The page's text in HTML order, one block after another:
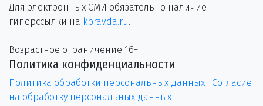
Для электронных СМИ обязательно наличие
гиперссылки на kpravda.ru.
Возрастное ограничение 16+
Политика конфиденциальности
Политика обработки персональных данных
Согласие
на обработку персональных данных